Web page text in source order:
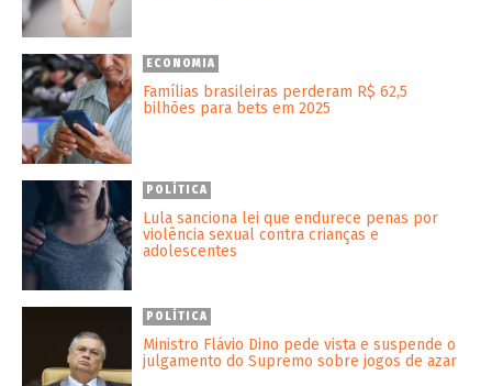
ECONOMIA
Famílias brasileiras perderam R$ 62,5
bilhões para bets em 2025
POLÍTICA
Lula sanciona lei que endurece penas por
violência sexual contra crianças e
adolescentes
POLÍTICA
Ministro Flávio Dino pede vista e suspende o
julgamento do Supremo sobre jogos de azar